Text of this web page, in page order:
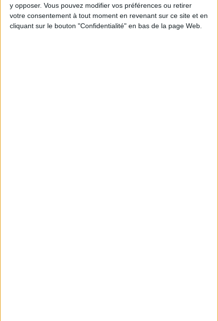
y opposer. Vous pouvez modifier vos préférences ou retirer
votre consentement à tout moment en revenant sur ce site et en
cliquant sur le bouton "Confidentialité" en bas de la page Web.